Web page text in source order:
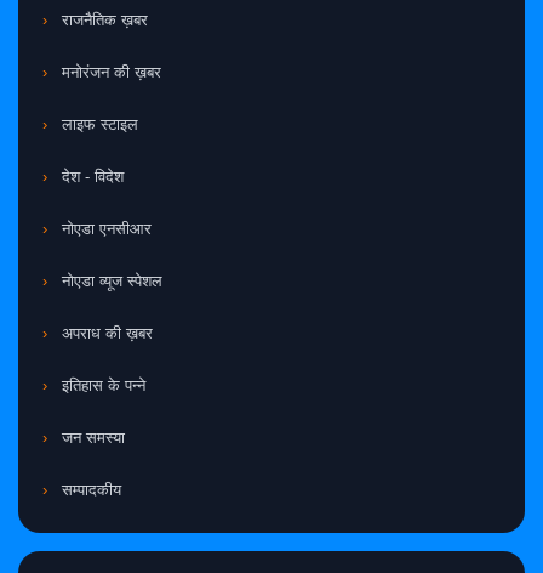
राजनैतिक ख़बर
मनोरंजन की ख़बर
लाइफ स्टाइल
देश - विदेश
नोएडा एनसीआर
नोएडा व्यूज स्पेशल
अपराध की ख़बर
इतिहास के पन्ने
जन समस्या
सम्पादकीय